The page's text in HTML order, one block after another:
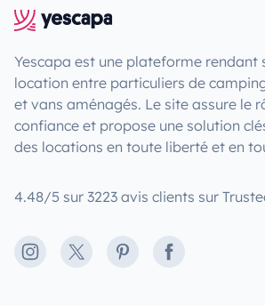
Yescapa est une plateforme rendant
location entre particuliers de
et vans aménagés. Le site assure le
confiance et propose une solution
des locations en toute liberté et en
4.48/5 sur 3223 avis clients sur
Instagram
X PinterestFacebook